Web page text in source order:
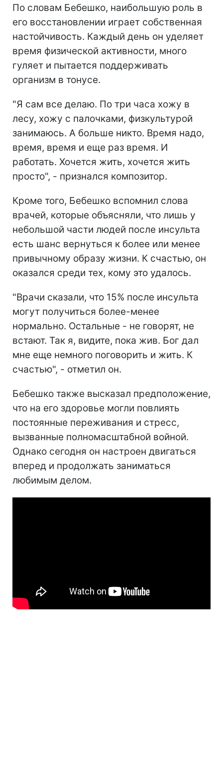
По словам Бебешко, наибольшую роль в
его восстановлении играет собственная
настойчивость. Каждый день он уделяет
время физической активности, много
гуляет и пытается поддерживать
организм в тонусе.
"Я сам все делаю. По три часа хожу в
лесу, хожу с палочками, физкультурой
занимаюсь. А больше никто. Время надо,
время, время и еще раз время. И
работать. Хочется жить, хочется жить
просто", - признался композитор.
Кроме того, Бебешко вспомнил слова
врачей, которые объясняли, что лишь у
небольшой части людей после инсульта
есть шанс вернуться к более или менее
привычному образу жизни. К счастью, он
оказался среди тех, кому это удалось.
"Врачи сказали, что 15% после инсульта
могут получиться более-менее
нормально. Остальные - не говорят, не
встают. Так я, видите, пока жив. Бог дал
мне еще немного поговорить и жить. К
счастью", - отметил он.
Бебешко также высказал предположение,
что на его здоровье могли повлиять
постоянные переживания и стресс,
вызванные полномасштабной войной.
Однако сегодня он настроен двигаться
вперед и продолжать заниматься
любимым делом.